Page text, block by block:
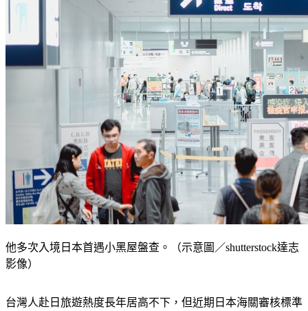
他多次入境日本首遇小黑屋盤查。（示意圖／shutterstock達志